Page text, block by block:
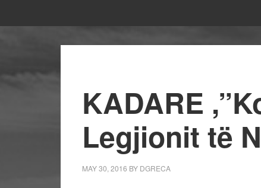
KADARE
Legjionit të
MAY 30, 2016 BY DGRECA